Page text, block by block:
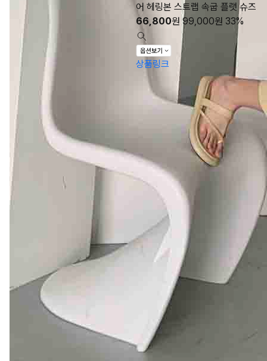
어 헤링본 스트랩 속굽 플랫 슈즈
66,800원 99,000원 33%
상품링크